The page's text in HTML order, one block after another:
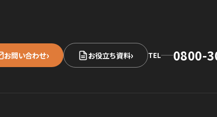
お問い合わせ› お役立ち資料› TEL 0800-